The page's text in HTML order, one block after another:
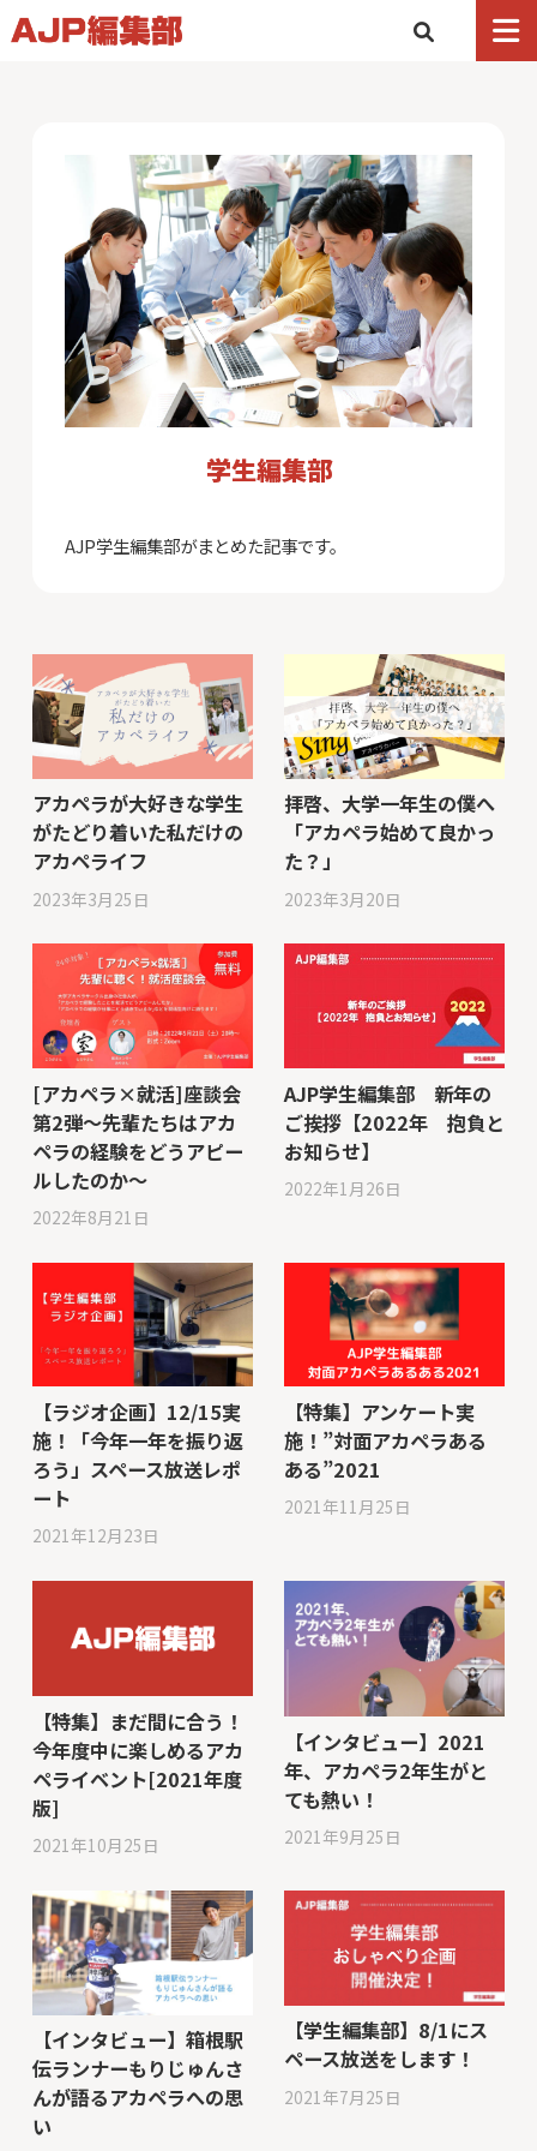
学生編集部
AJP学生編集部がまとめた記事です。
アカペラが大好きな学生
がたどり着いた私だけの
アカペライフ
2023年3月25日
拝啓、大学一年生の僕へ
「アカペラ始めて良かっ
た？」
2023年3月20日
[アカペラ×就活]座談会
第2弾～先輩たちはアカ
ペラの経験をどうアピー
ルしたのか～
2022年8月21日
AJP学生編集部 新年の
ご挨拶【2022年 抱負と
お知らせ】
2022年1月26日
【ラジオ企画】12/15実
施！「今年一年を振り返
ろう」スペース放送レポ
ート
2021年12月23日
【特集】アンケート実
施！”対面アカペラある
ある”2021
2021年11月25日
【特集】まだ間に合う！
今年度中に楽しめるアカ
ペライベント[2021年度
版]
2021年10月25日
【インタビュー】2021
年、アカペラ2年生がと
ても熱い！
2021年9月25日
【インタビュー】箱根駅
伝ランナーもりじゅんさ
んが語るアカペラへの思
い
【学生編集部】8/1にス
ペース放送をします！
2021年7月25日